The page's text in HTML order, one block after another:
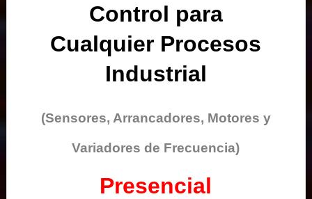
Control para
Cualquier Procesos
Industrial
(Sensores, Arrancadores, Motores y
Variadores de Frecuencia)
Presencial